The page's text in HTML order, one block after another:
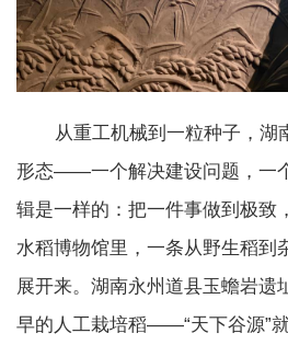
从重工机械到一粒种子，湖
形态——一个解决建设问题，一
辑是一样的：把一件事做到极致
水稻博物馆里，一条从野生稻到
展开来。湖南永州道县玉蟾岩遗
早的人工栽培稻——“天下谷源”就